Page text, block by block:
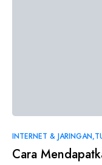
INTERNET & JARINGAN
Cara